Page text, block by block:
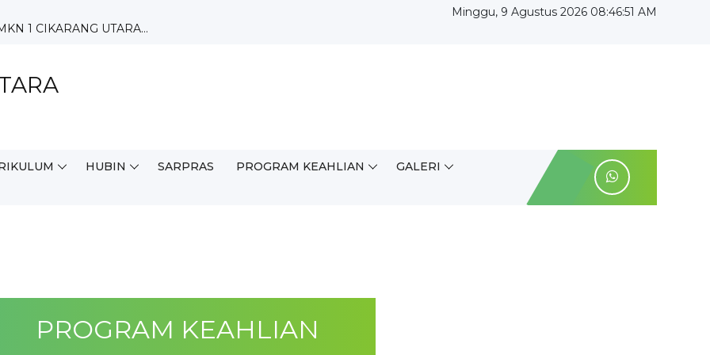
1 CIKARANG UTARA...
M.Pd...
Minggu, 9 Agustus 2026 08:46:51 AM
HUBIN SARPRAS PROGRAM KEAHLIAN GALERI
PROGRAM KEAHLIAN